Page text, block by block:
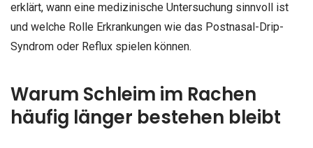
erklärt, wann eine medizinische Untersuchung sinnvoll ist
und welche Rolle Erkrankungen wie das Postnasal-Drip-
Syndrom oder Reflux spielen können.
Warum Schleim im Rachen
häufig länger bestehen bleibt